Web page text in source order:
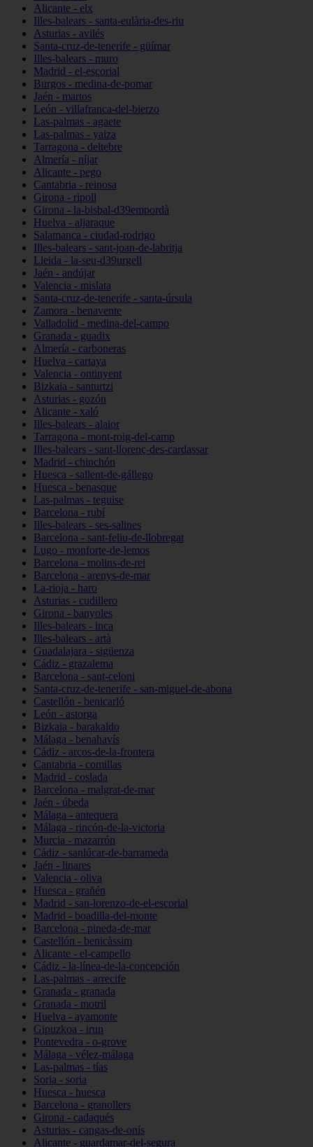
Alicante - elx
Illes-balears - santa-eulària-des-riu
Asturias - avilés
Santa-cruz-de-tenerife - güímar
Illes-balears - muro
Madrid - el-escorial
Burgos - medina-de-pomar
Jaén - martos
León - villafranca-del-bierzo
Las-palmas - agaete
Las-palmas - yaiza
Tarragona - deltebre
Almería - níjar
Alicante - pego
Cantabria - reinosa
Girona - ripoll
Girona - la-bisbal-d39empordà
Huelva - aljaraque
Salamanca - ciudad-rodrigo
Illes-balears - sant-joan-de-labritja
Lleida - la-seu-d39urgell
Jaén - andújar
Valencia - mislata
Santa-cruz-de-tenerife - santa-úrsula
Zamora - benavente
Valladolid - medina-del-campo
Granada - guadix
Almería - carboneras
Huelva - cartaya
Valencia - ontinyent
Bizkaia - santurtzi
Asturias - gozón
Alicante - xaló
Illes-balears - alaior
Tarragona - mont-roig-del-camp
Illes-balears - sant-llorenç-des-cardassar
Madrid - chinchón
Huesca - sallent-de-gállego
Huesca - benasque
Las-palmas - teguise
Barcelona - rubí
Illes-balears - ses-salines
Barcelona - sant-feliu-de-llobregat
Lugo - monforte-de-lemos
Barcelona - molins-de-rei
Barcelona - arenys-de-mar
La-rioja - haro
Asturias - cudillero
Girona - banyoles
Illes-balears - inca
Illes-balears - artà
Guadalajara - sigüenza
Cádiz - grazalema
Barcelona - sant-celoni
Santa-cruz-de-tenerife - san-miguel-de-abona
Castellón - benicarló
León - astorga
Bizkaia - barakaldo
Málaga - benahavís
Cádiz - arcos-de-la-frontera
Cantabria - comillas
Madrid - coslada
Barcelona - malgrat-de-mar
Jaén - úbeda
Málaga - antequera
Málaga - rincón-de-la-victoria
Murcia - mazarrón
Cádiz - sanlúcar-de-barrameda
Jaén - linares
Valencia - oliva
Huesca - grañén
Madrid - san-lorenzo-de-el-escorial
Madrid - boadilla-del-monte
Barcelona - pineda-de-mar
Castellón - benicàssim
Alicante - el-campello
Cádiz - la-línea-de-la-concepción
Las-palmas - arrecife
Granada - granada
Granada - motril
Huelva - ayamonte
Gipuzkoa - irun
Pontevedra - o-grove
Málaga - vélez-málaga
Las-palmas - tías
Soria - soria
Huesca - huesca
Barcelona - granollers
Girona - cadaqués
Asturias - cangas-de-onís
Alicante - guardamar-del-segura